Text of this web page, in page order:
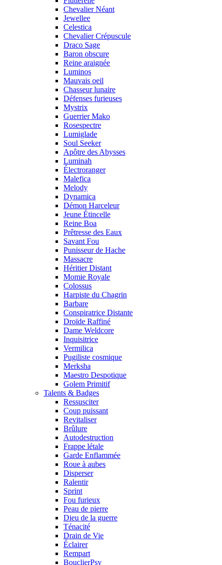
Chevalier Néant
Jewellee
Celestica
Chevalier Crépuscule
Draco Sage
Baron obscure
Reine araignée
Luminos
Mauvais oeil
Chasseur lunaire
Défenses furieuses
Mystrix
Guerrier Mako
Rosespectre
Lumiglade
Soul Seeker
Apôtre des Abysses
Luminah
Électroranger
Malefica
Melody
Dynamica
Démon Harceleur
Jeune Étincelle
Reine Boa
Prêtresse des Eaux
Savant Fou
Punisseur de Hache
Massacre
Héritier Distant
Momie Royale
Colossus
Harpiste du Chagrin
Barbare
Conspiratrice Distante
Droïde Raffiné
Dame Weldcore
Inquisitrice
Vermilica
Pugiliste cosmique
Merksha
Maestro Despotique
Golem Primitif
Talents & Badges
Ressusciter
Coup puissant
Revitaliser
Brûlure
Autodestruction
Frappe létale
Garde Enflammée
Roue à aubes
Disperser
Ralentir
Sprint
Fou furieux
Peau de pierre
Dieu de la guerre
Ténacité
Drain de Vie
Éclairer
Rempart
BouclierPsy